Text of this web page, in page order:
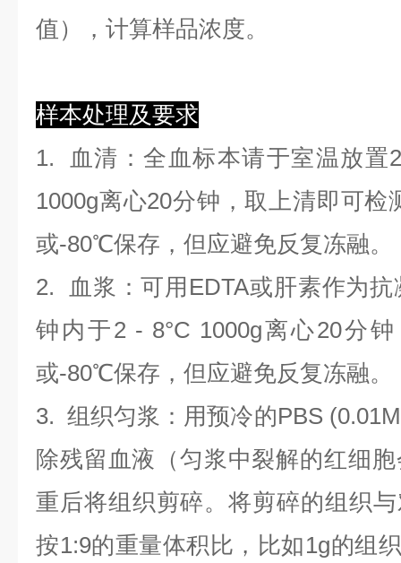
值），计算样品浓度。
样本处理及要求
1.
血清 ：全血标本请于室温放
1000g离心20分钟，取上清即可
或-80℃保存，但应避免反复冻融。
2.
血浆 ：可用EDTA或肝素作为
钟内于2 - 8°C 1000g离心20分
或-80℃保存，但应避免反复冻融。
3.组织匀浆 ：用预冷的PBS
除残留血液（匀浆中裂解的红细
重后将组织剪碎。将剪碎的组织
按1:9的重量体积比，比如1g的组